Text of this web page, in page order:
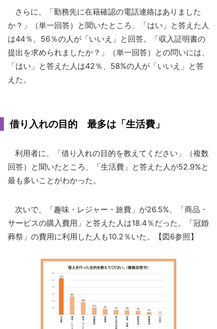
さらに、「勤務先に在籍確認の電話連絡はありました
か？」（単一回答）と聞いたところ、「はい」と答えた人
は44％、56％の人が「いいえ」と回答。「収入証明書の
提出を求められましたか？」（単一回答）との問いには、
「はい」と答えた人は42％、58%の人が「いいえ」と答
えた。
借り入れの目的 最多は「生活費」
利用者に、「借り入れの目的を教えてください」（複数
回答）と聞いたところ、「生活費」と答えた人が52.9%と
最も多いことがわかった。
次いで、「趣味・レジャー・旅費」が26.5%、「商品・
サービスの購入費用」と答えた人は18.4％だった。「冠婚
葬祭」の費用に利用した人も10.2％いた。【図6参照】